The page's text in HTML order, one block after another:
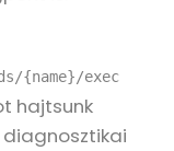
{name}/exec
hajtsunk